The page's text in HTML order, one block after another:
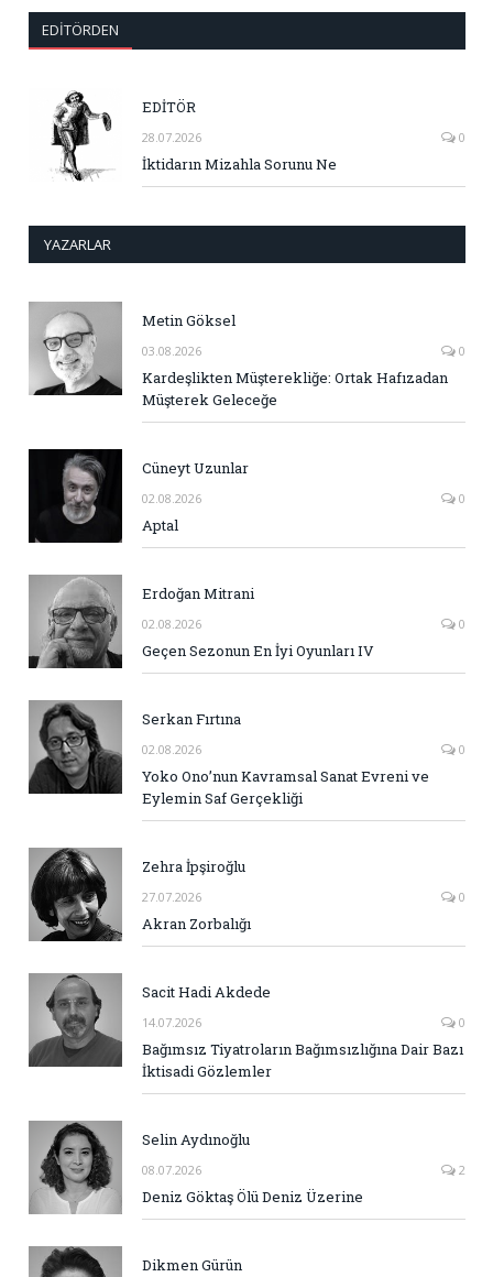
EDITÖRDEN
EDİTÖR
28.07.2026 0
İktidarın Mizahla Sorunu Ne
YAZARLAR
Metin Göksel
03.08.2026 0
Kardeşlikten Müşterekliğe: Ortak Hafızadan
Müşterek Geleceğe
Cüneyt Uzunlar
02.08.2026 0
Aptal
Erdoğan Mitrani
02.08.2026 0
Geçen Sezonun En İyi Oyunları IV
Serkan Fırtına
02.08.2026 0
Yoko Ono’nun Kavramsal Sanat Evreni ve
Eylemin Saf Gerçekliği
Zehra İpşiroğlu
27.07.2026 0
Akran Zorbalığı
Sacit Hadi Akdede
14.07.2026 0
Bağımsız Tiyatroların Bağımsızlığına Dair Bazı
İktisadi Gözlemler
Selin Aydınoğlu
08.07.2026 2
Deniz Göktaş Ölü Deniz Üzerine
Dikmen Gürün